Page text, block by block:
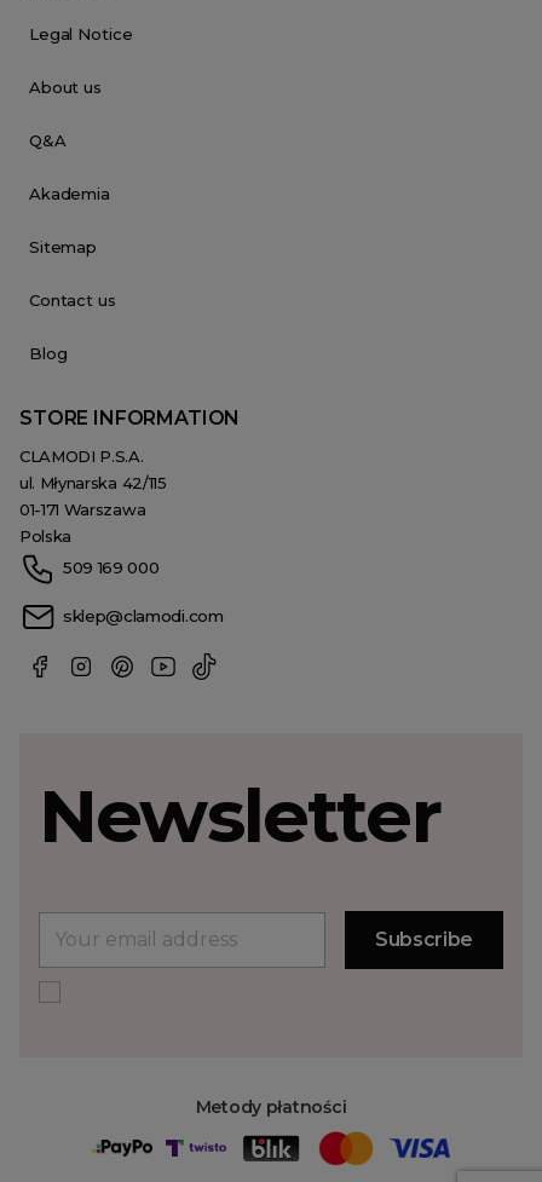
Legal Notice
About us
Q&A
Akademia
Sitemap
Contact us
Blog
STORE INFORMATION
CLAMODI P.S.A.
ul. Młynarska 42/115
01-171 Warszawa
Polska
509 169 000
sklep@clamodi.com
Metody płatności
Newsletter